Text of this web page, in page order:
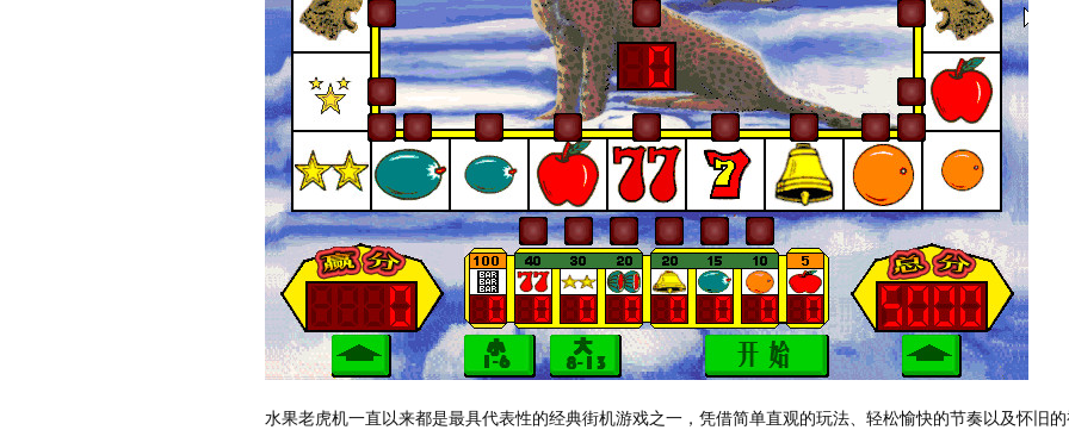
水果老虎机一直以来都是最具代表性的经典街机游戏之一，凭借简单直观的玩法、轻松愉快的节奏以及怀旧